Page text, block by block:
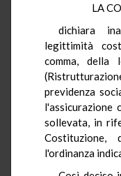
LA
dichiara
legittimità
comma,
previdenza
sollevata, in
l'ordinanza